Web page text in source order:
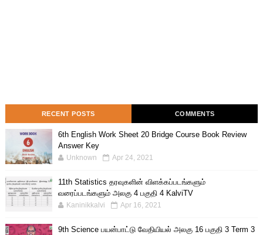
RECENT POSTS COMMENTS
6th English Work Sheet 20 Bridge Course Book Review
Answer Key
Unknown Apr 24, 2021
11th Statistics தரவுகளின் விளக்கப்படங்களும்
வரைப்படங்களும் அலகு 4 பகுதி 4 KalviTV
Kaninikkalvi Apr 16, 2021
9th Science பயன்பாட்டு வேதியியல் அலகு 16 பகுதி 3 Term 3